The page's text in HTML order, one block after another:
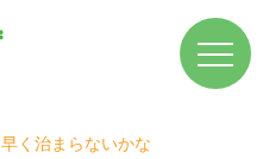
早く治まらないかな